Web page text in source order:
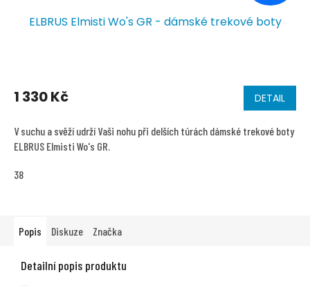
ELBRUS Elmisti Wo's GR - dámské trekové boty
1 330 Kč DETAIL
V suchu a svěží udrží Vaši nohu při delších túrách dámské trekové boty
ELBRUS Elmisti Wo's GR.
38
Popis Diskuze Značka
Detailní popis produktu